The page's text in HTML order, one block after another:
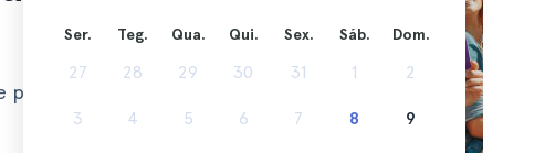
fazer
Ser. Teg. Qua. Qui. Sex. Sáb. Dom.
27 28 29 30 31 1 2
3 4 5 6 7 8 9